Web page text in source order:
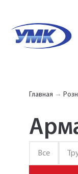
Главная
Все